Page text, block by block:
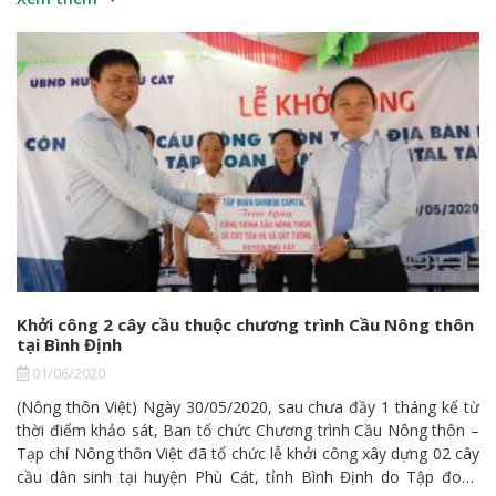
động kinh doanh song song với phát triển cộng đồng, hướng
đến mục tiêu phát triển bền vững, Tập đoàn Bamboo Capital
phối hợp cùng cơ quan chính quyền địa phương tổ chức chương
trình “Ngày Quốc tế Thiếu nhi 1/6”. Tham gia chương trình, các
em nhỏ được vui chơi, sinh hoạt, và múa hát văn nghệ trong
không khí vui tươi, đầm ấm. Sau các trò chơi vận động hấp dẫn
và bổ ích, đại diện
Khởi công 2 cây cầu thuộc chương trình Cầu Nông thôn
tại Bình Định
01/06/2020
(Nông thôn Việt) Ngày 30/05/2020, sau chưa đầy 1 tháng kể từ
thời điểm khảo sát, Ban tổ chức Chương trình Cầu Nông thôn –
Tạp chí Nông thôn Việt đã tổ chức lễ khởi công xây dựng 02 cây
cầu dân sinh tại huyện Phù Cát, tỉnh Bình Định do Tập đoàn